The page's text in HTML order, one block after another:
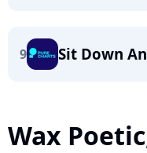
9 Sit Down
Wax